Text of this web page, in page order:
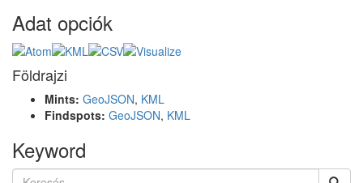
Adat opciók
Földrajzi
Mints: GeoJSON, KML
Findspots: GeoJSON, KML
Keyword